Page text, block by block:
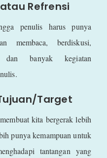
Refrensi
penulis harus punya
membaca, berdiskusi,
dan banyak kegiatan
Target
kita bergerak lebih
punya kemampuan untuk
tantangan yang